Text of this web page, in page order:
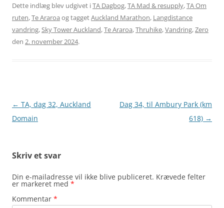
Dette indlæg blev udgivet iTA Dagbog,TA Mad & resupply,TA Om
ruten,Te Araroa og taggetAuckland Marathon, Langdistance
vandring,Sky Tower Auckland,Te Araroa,Thruhike,Vandring,Zero
den 2. november 2024.
Indlægsnavigation
← TA, dag 32, Auckland
Domain
Dag 34, til Ambury Park (km
618) →
Skriv et svar
Din e-mailadresse vil ikke blive publiceret. Krævede felter
er markeret med *
Kommentar *